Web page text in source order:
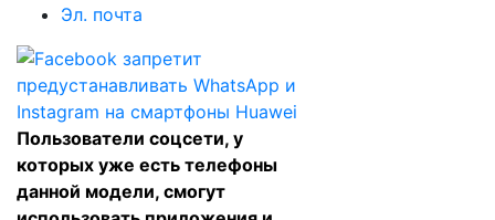
Эл. почта
Пользователи соцсети, у
которых уже есть телефоны
данной модели, смогут